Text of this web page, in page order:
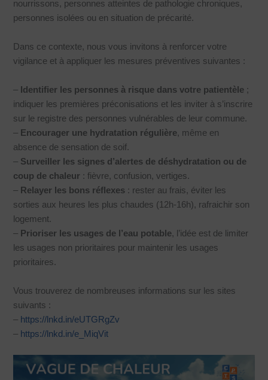
nourrissons, personnes atteintes de pathologie chroniques,
personnes isolées ou en situation de précarité.
Dans ce contexte, nous vous invitons à renforcer votre
vigilance et à appliquer les mesures préventives suivantes :
– Identifier les personnes à risque dans votre patientèle ;
indiquer les premières préconisations et les inviter à s’inscrire
sur le registre des personnes vulnérables de leur commune.
– Encourager une hydratation régulière, même en
absence de sensation de soif.
– Surveiller les signes d’alertes de déshydratation ou de
coup de chaleur : fièvre, confusion, vertiges.
– Relayer les bons réflexes : rester au frais, éviter les
sorties aux heures les plus chaudes (12h-16h), rafraichir son
logement.
– Prioriser les usages de l’eau potable, l’idée est de limiter
les usages non prioritaires pour maintenir les usages
prioritaires.
Vous trouverez de nombreuses informations sur les sites
suivants :
– https://lnkd.in/eUTGRgZv
– https://lnkd.in/e_MiqVit